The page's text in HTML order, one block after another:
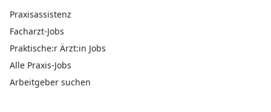
Praxisassistenz
Facharzt-Jobs
Praktische:r Ärzt:in Jobs
Alle Praxis-Jobs
Arbeitgeber suchen